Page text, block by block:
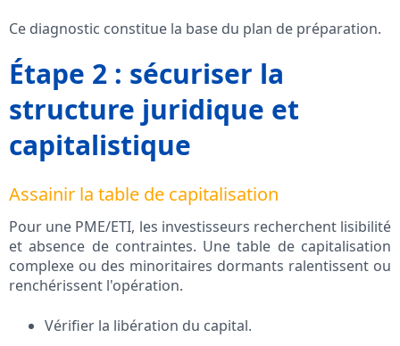
Ce diagnostic constitue la base du plan de préparation.
Étape 2 : sécuriser la
structure juridique et
capitalistique
Assainir la table de capitalisation
Pour une PME/ETI, les investisseurs recherchent lisibilité
et absence de contraintes. Une table de capitalisation
complexe ou des minoritaires dormants ralentissent ou
renchérissent l'opération.
Vérifier la libération du capital.